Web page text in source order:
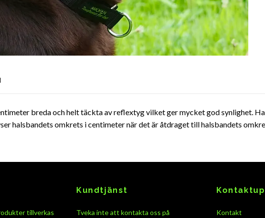
breda och helt täckta av reflextyg vilket ger mycket god synlighet.
halsbandets omkrets i centimeter när det är åtdraget till halsbandets
tillverkas
Kundtjänst
Tveka inte att kontakta oss på
Kontakt